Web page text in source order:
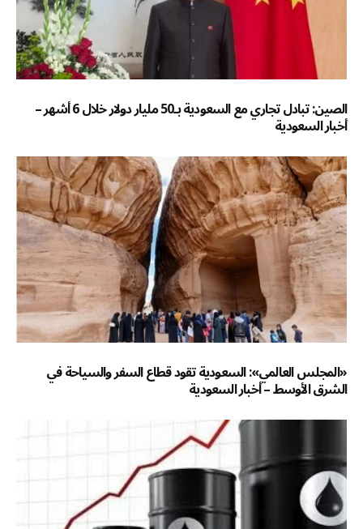
الصين: تبادل تجاري مع السعودية بـ50 مليار دولار خلال 6 أشهر –
أخبار السعودية
«المجلس العالمي»: السعودية تقود قطاع السفر والسياحة في
الشرق الأوسط – أخبار السعودية